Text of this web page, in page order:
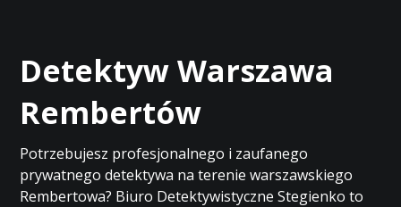
Detektyw Warszawa
Rembertów
Potrzebujesz profesjonalnego i zaufanego
prywatnego detektywa na terenie warszawskiego
Rembertowa? Biuro Detektywistyczne Stegienko to